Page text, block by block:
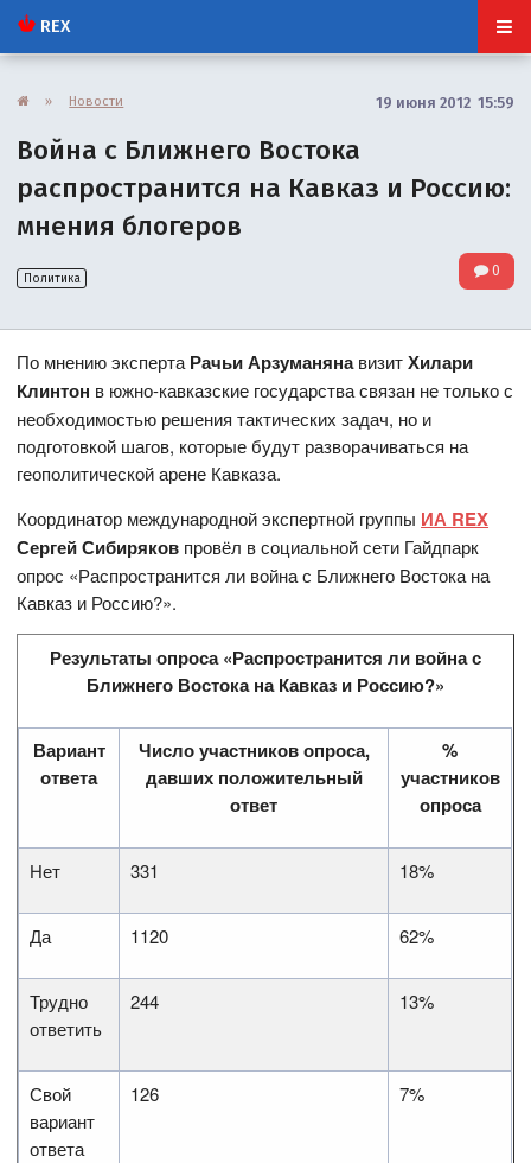
REX
» Новости 19 июня 2012 15:59
Война с Ближнего Востока
распространится на Кавказ и Россию:
мнения блогеров
Политика 0
По мнению экспертаРачьи АрзуманянавизитХилари
Клинтон в южно-кавказские государства связан не только с
необходимостью решения тактических задач, но и
подготовкой шагов, которые будут разворачиваться на
геополитической арене Кавказа.
Координатор международной экспертной группы ИА REX
Сергей Сибиряков провёл в социальной сети Гайдпарк
опрос «Распространится ли война с Ближнего Востока на
Кавказ и Россию?».
Результаты опроса «Распространится ли война с
Ближнего Востока на Кавказ и Россию?»
Вариант
ответа
Число участников опроса,
давших положительный
ответ
%
участников
опроса
Нет 331 18%
Да 1120 62%
Трудно
ответить
244 13%
Свой
вариант
ответа
126 7%